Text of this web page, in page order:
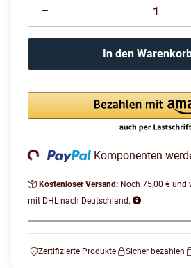
In den
Komponenten
Kostenloser Versand: Noch 75,00 € und
mit DHL nach Deutschland.
Zertifizierte Produkte Sicher bezahlen